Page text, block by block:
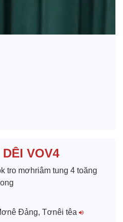
a
e
o
VOV4
tro mơhriâm tung 4 toăng
Đảng, Tơnêi têa